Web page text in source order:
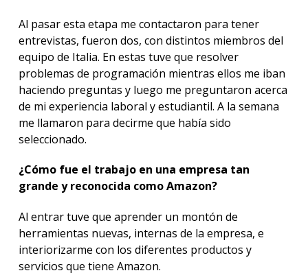
Al pasar esta etapa me contactaron para tener
entrevistas, fueron dos, con distintos miembros del
equipo de Italia. En estas tuve que resolver
problemas de programación mientras ellos me iban
haciendo preguntas y luego me preguntaron acerca
de mi experiencia laboral y estudiantil. A la semana
me llamaron para decirme que había sido
seleccionado.
¿Cómo fue el trabajo en una empresa tan
grande y reconocida como Amazon?
Al entrar tuve que aprender un montón de
herramientas nuevas, internas de la empresa, e
interiorizarme con los diferentes productos y
servicios que tiene Amazon.